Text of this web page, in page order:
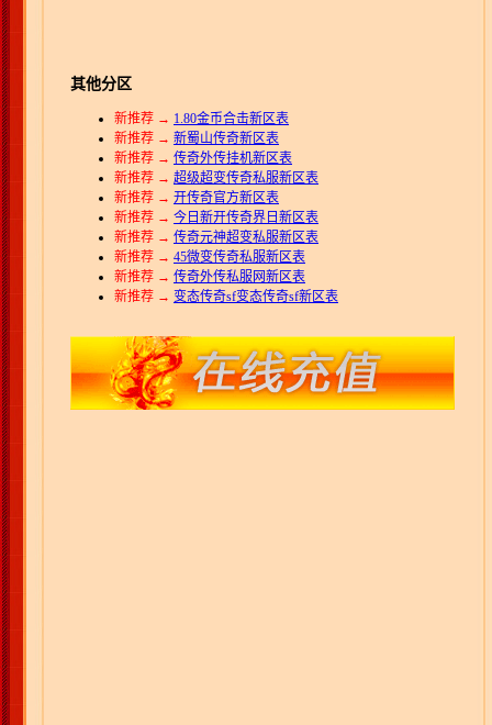
其他分区
新推荐 → 1.80金币合击新区表
新推荐 → 新蜀山传奇新区表
新推荐 → 传奇外传挂机新区表
新推荐 → 超级超变传奇私服新区表
新推荐 → 开传奇官方新区表
新推荐 → 今日新开传奇界日新区表
新推荐 → 传奇元神超变私服新区表
新推荐 → 45微变传奇私服新区表
新推荐 → 传奇外传私服网新区表
新推荐 → 变态传奇sf变态传奇sf新区表